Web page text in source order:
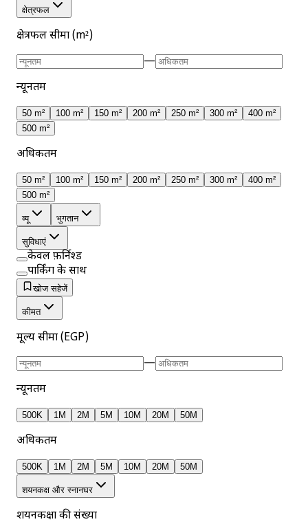
क्षेत्रफल
क्षेत्रफल सीमा (m²)
—
न्यूनतम
50 m² 100 m² 150 m² 200 m² 250 m² 300 m²
400 m²
500 m²
अधिकतम
50 m² 100 m² 150 m² 200 m² 250 m² 300 m²
400 m²
500 m²
व्यू भुगतान
सुविधाएं
केवल फ़र्निश्ड
पार्किंग के साथ
खोज सहेजें
कीमत
मूल्य सीमा (EGP)
—
न्यूनतम
500K 1M 2M 5M 10M 20M 50M
अधिकतम
500K 1M 2M 5M 10M 20M 50M
शयनकक्ष और स्नानघर
शयनकक्षों की संख्या